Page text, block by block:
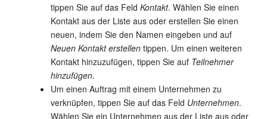
tippen Sie auf das Feld Kontakt. Wählen Sie einen
Kontakt aus der Liste aus oder erstellen Sie einen
neuen, indem Sie den Namen eingeben und auf
Neuen Kontakt erstellen tippen. Um einen weiteren
Kontakt hinzuzufügen, tippen Sie auf Teilnehmer
hinzufügen.
Um einen Auftrag mit einem Unternehmen zu
verknüpfen, tippen Sie auf das Feld Unternehmen.
Wählen Sie ein Unternehmen aus der Liste aus oder